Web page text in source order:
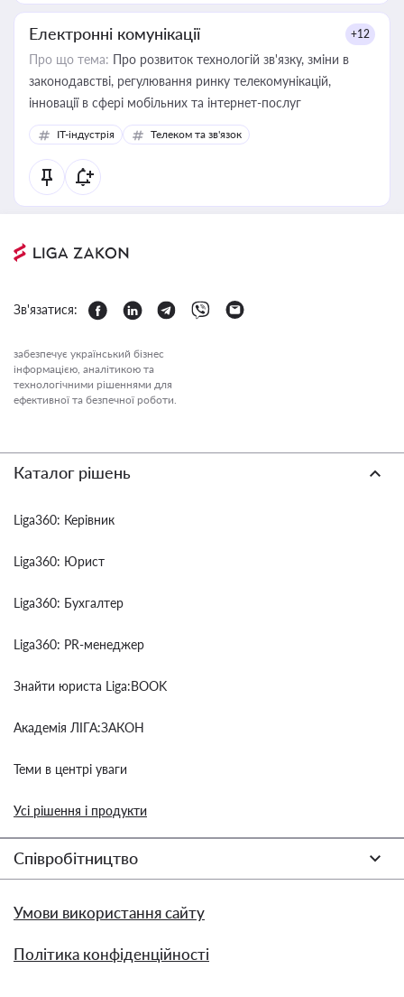
Електронні комунікації +12
Про що тема: Про розвиток технологій зв'язку, зміни в
законодавстві, регулювання ринку телекомунікацій,
інновації в сфері мобільних та інтернет-послуг
IT-індустрія Телеком та зв'язок
Зв'язатися:
забезпечує український бізнес
інформацією, аналітикою та
технологічними рішеннями для
ефективної та безпечної роботи.
Каталог рішень
Liga360: Керівник
Liga360: Юрист
Liga360: Бухгалтер
Liga360: PR-менеджер
Знайти юриста Liga:BOOK
Академія ЛІГА:ЗАКОН
Теми в центрі уваги
Усі рішення і продукти
Співробітництво
Умови використання сайту
Політика конфіденційності